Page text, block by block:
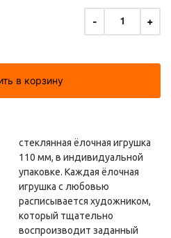
- 1 +
в корзину
стеклянная ёлочная игрушка
110 мм, в индивидуальной
упаковке. Каждая ёлочная
игрушка с любовью
расписывается художником,
который тщательно
воспроизводит заданный